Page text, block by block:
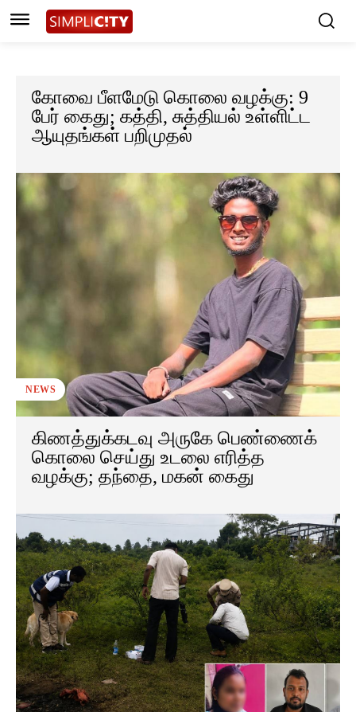
கோவை பீளமேடு கொலை வழக்கு: 9
பேர் கைது; கத்தி, சுத்தியல் உள்ளிட்ட
ஆயுதங்கள் பறிமுதல்
NEWS
கிணத்துக்கடவு அருகே பெண்ணைக்
கொலை செய்து உடலை எரித்த
வழக்கு; தந்தை, மகன் கைது